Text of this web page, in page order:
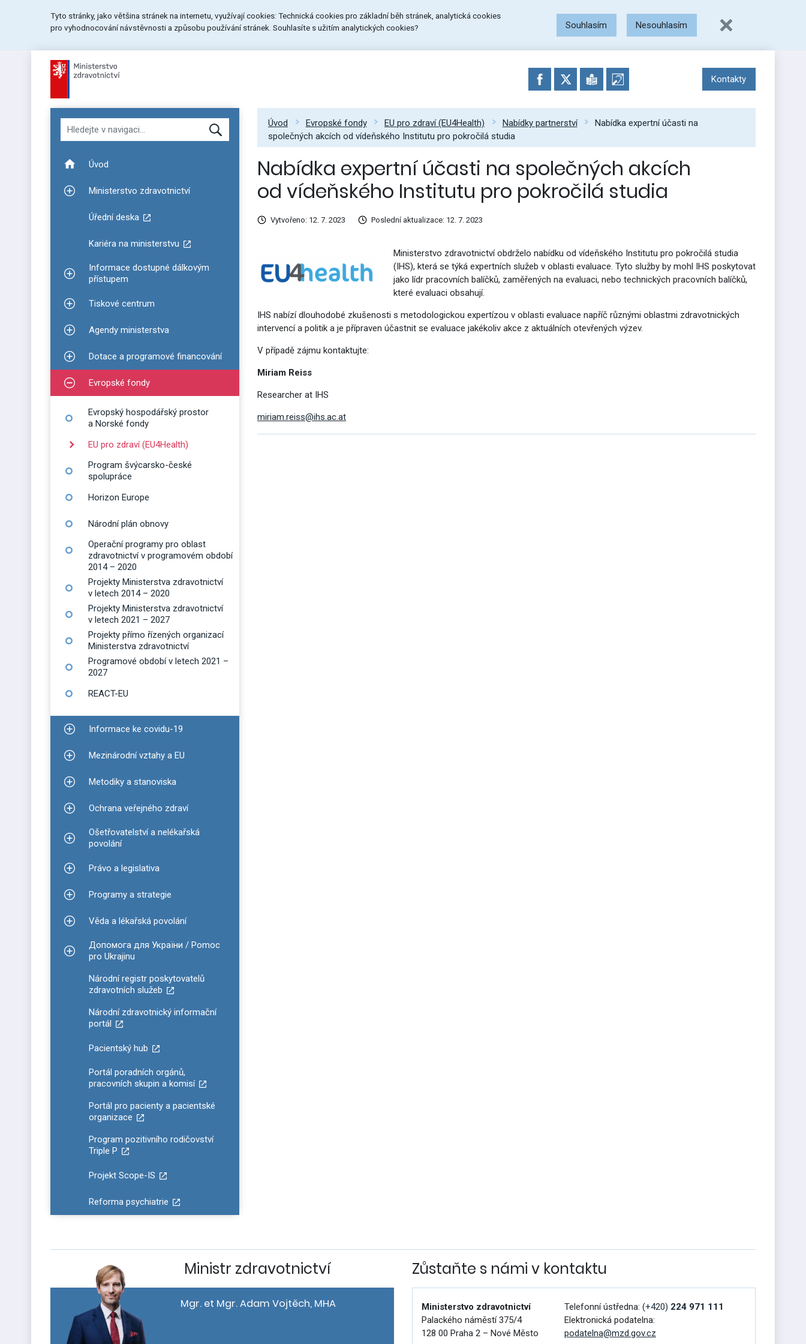
Tyto stránky, jako většina stránek na internetu, využívají cookies: Technická cookies pro základní běh stránek, analytická cookies
pro vyhodnocování návstěvnosti a způsobu používání stránek. Souhlasíte s užitím analytických cookies?
Souhlasím Nesouhlasím
Kontakty
Hledat v navigaci
Úvod
Zobrazit podmenu pro Ministerstvo zdravotnictví
Ministerstvo zdravotnictví
Úřední deska
Kariéra na ministerstvu
Zobrazit podmenu pro Informace dostupné dálkovým přístupem
Informace dostupné dálkovým
přístupem
Zobrazit podmenu pro Tiskové centrum
Tiskové centrum
Zobrazit podmenu pro Agendy ministerstva
Agendy ministerstva
Zobrazit podmenu pro Dotace a programové financování
Dotace a programové financování
Zobrazit podmenu pro Evropské fondy
Evropské fondy
Evropský hospodářský prostor
a Norské fondy
EU pro zdraví (EU4Health)
Program švýcarsko-české
spolupráce
Horizon Europe
Národní plán obnovy
Operační programy pro oblast
zdravotnictví v programovém období
2014 – 2020
Projekty Ministerstva zdravotnictví
v letech 2014 – 2020
Projekty Ministerstva zdravotnictví
v letech 2021 – 2027
Projekty přímo řízených organizací
Ministerstva zdravotnictví
Programové období v letech 2021 –
2027
REACT-EU
Zobrazit podmenu pro Informace ke covidu-19
Informace ke covidu-19
Zobrazit podmenu pro Mezinárodní vztahy a EU
Mezinárodní vztahy a EU
Zobrazit podmenu pro Metodiky a stanoviska
Metodiky a stanoviska
Zobrazit podmenu pro Ochrana veřejného zdraví
Ochrana veřejného zdraví
Zobrazit podmenu pro Ošetřovatelství a nelékařská povolání
Ošetřovatelství a nelékařská
povolání
Zobrazit podmenu pro Právo a legislativa
Právo a legislativa
Zobrazit podmenu pro Programy a strategie
Programy a strategie
Zobrazit podmenu pro Věda a lékařská povolání
Věda a lékařská povolání
Zobrazit podmenu pro Допомога для України / Pomoc pro Ukrajinu
Допомога для України / Pomoc
pro Ukrajinu
Národní registr poskytovatelů
zdravotních služeb
Národní zdravotnický informační
portál
Pacientský hub
Portál poradních orgánů,
pracovních skupin a komisí
Portál pro pacienty a pacientské
organizace
Program pozitivního rodičovství
Triple P
Projekt Scope-IS
Reforma psychiatrie
Úvod Evropské fondy EU pro zdraví (EU4Health) Nabídky partnerství
Nabídka expertní účasti na
společných akcích od vídeňského Institutu pro pokročilá studia
Nabídka expertní účasti na společných akcích
od vídeňského Institutu pro pokročilá studia
Vytvořeno: 12. 7. 2023 Poslední aktualizace: 12. 7. 2023
Ministerstvo zdravotnictví obdrželo nabídku od vídeňského Institutu pro pokročilá studia
(IHS), která se týká expertních služeb v oblasti evaluace. Tyto služby by mohl IHS poskytovat
jako lídr pracovních balíčků, zaměřených na evaluaci, nebo technických pracovních balíčků,
které evaluaci obsahují.
IHS nabízí dlouhodobé zkušenosti s metodologickou expertízou v oblasti evaluace napříč různými oblastmi zdravotnických
intervencí a politik a je přípraven účastnit se evaluace jakékoliv akce z aktuálních otevřených výzev.
V případě zájmu kontaktujte:
Miriam Reiss
Researcher at IHS
miriam.reiss@ihs.ac.at
Ministr zdravotnictví
Mgr. et Mgr. Adam Vojtěch, MHA
Zůstaňte s námi v kontaktu
Ministerstvo zdravotnictví
Palackého náměstí 375/4
128 00 Praha 2 – Nové Město
Telefonní ústředna: (+420) 224 971 111
Elektronická podatelna:
podatelna@mzd.gov.cz